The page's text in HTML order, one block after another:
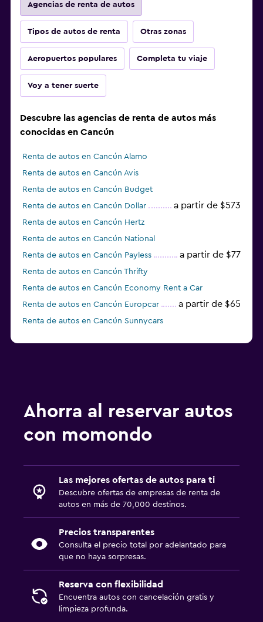
Agencias de renta de autos
Tipos de autos de renta Otras zonas
Aeropuertos populares Completa tu viaje
Voy a tener suerte
Descubre las agencias de renta de autos más
conocidas en Cancún
Renta de autos en Cancún Alamo
Renta de autos en Cancún Avis
Renta de autos en Cancún Budget
Renta de autos en Cancún Dollar
a partir de $573
Renta de autos en Cancún Hertz
Renta de autos en Cancún National
Renta de autos en Cancún Payless
a partir de $77
Renta de autos en Cancún Thrifty
Renta de autos en Cancún Economy Rent a Car
Renta de autos en Cancún Europcar
a partir de $65
Renta de autos en Cancún Sunnycars
Ahorra al reservar autos
con momondo
Las mejores ofertas de autos para ti
Descubre ofertas de empresas de renta de
autos en más de 70,000 destinos.
Precios transparentes
Consulta el precio total por adelantado para
que no haya sorpresas.
Reserva con flexibilidad
Encuentra autos con cancelación gratis y
limpieza profunda.